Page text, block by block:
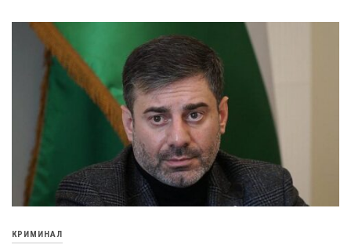
КРИМИНАЛ